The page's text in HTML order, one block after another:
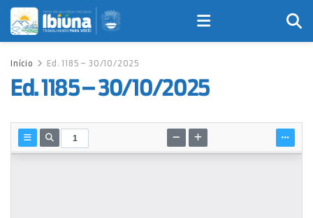
Início Ed. 1185 – 30/10/2025
Ed. 1185 – 30/10/2025